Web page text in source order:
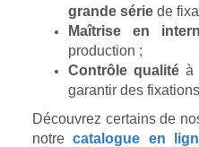
grande série de
Maîtrise en
production ;
Contrôle qualité à
garantir des
Découvrez certains de
notrecatalogue en